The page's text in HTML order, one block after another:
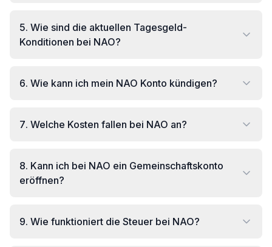
5. Wie sind die aktuellen Tagesgeld-
Konditionen bei NAO?
6. Wie kann ich mein NAO Konto kündigen?
7. Welche Kosten fallen bei NAO an?
8. Kann ich bei NAO ein Gemeinschaftskonto
eröffnen?
9. Wie funktioniert die Steuer bei NAO?